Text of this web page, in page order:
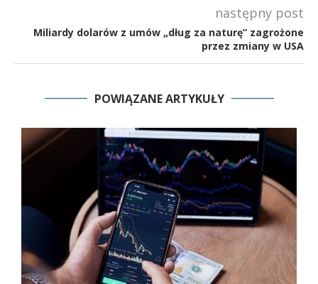
następny post
Miliardy dolarów z umów „dług za naturę” zagrożone
przez zmiany w USA
POWIĄZANE ARTYKUŁY